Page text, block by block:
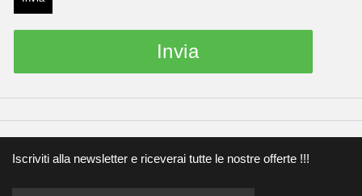
Invia
Iscriviti alla newsletter e riceverai tutte le nostre offerte !!!